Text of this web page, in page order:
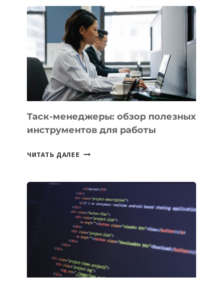
БИЗНЕСА:
КАКИЕ
3
ЗАДАЧИ
ЕМУ
МОЖНО
ПОРУЧИТЬ
УЖЕ
СЕГОДНЯ
Таск-менеджеры: обзор полезных
инструментов для работы
ЧИТАТЬ ДАЛЕЕ ТАСК-
ПОЛЕЗНЫХ
ИНСТРУМЕНТОВ
ДЛЯ
РАБОТЫ